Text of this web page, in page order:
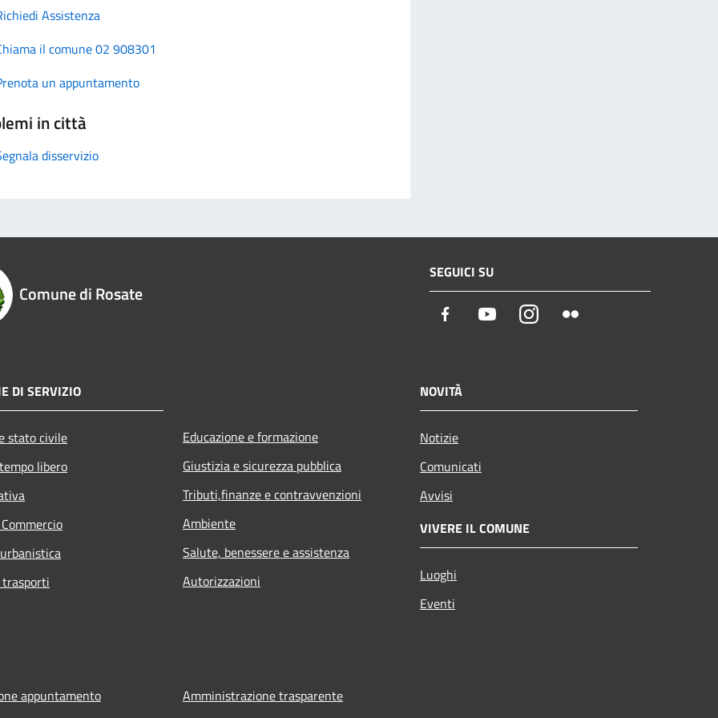
Assistenza
il comune 02 908301
un appuntamento
in città
disservizio
Comune di Rosate
SEGUICI SU
Facebook YoutubeInstagram
DI SERVIZIO
stato civile
libero
Educazione e formazione
Giustizia e sicurezza pubblica
Tributi,finanze e contravvenzioni
Ambiente
Salute, benessere e assistenza
Autorizzazioni
NOVITÀ
Notizie
Comunicati
Avvisi
VIVERE IL COMUNE
Luoghi
Eventi
appuntamento
Amministrazione trasparente